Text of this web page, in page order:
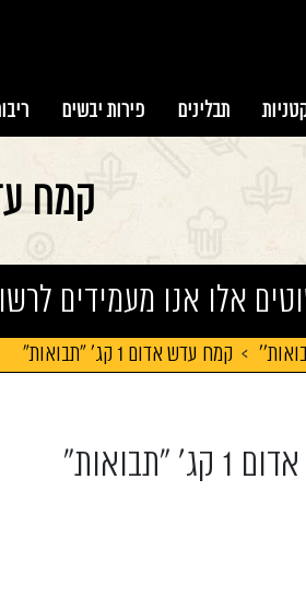
תבלינים פירות יבשים
קמח עדש
אלו אנו מעמידים
> קמח עדש אדום 1 קג' "תבואות"